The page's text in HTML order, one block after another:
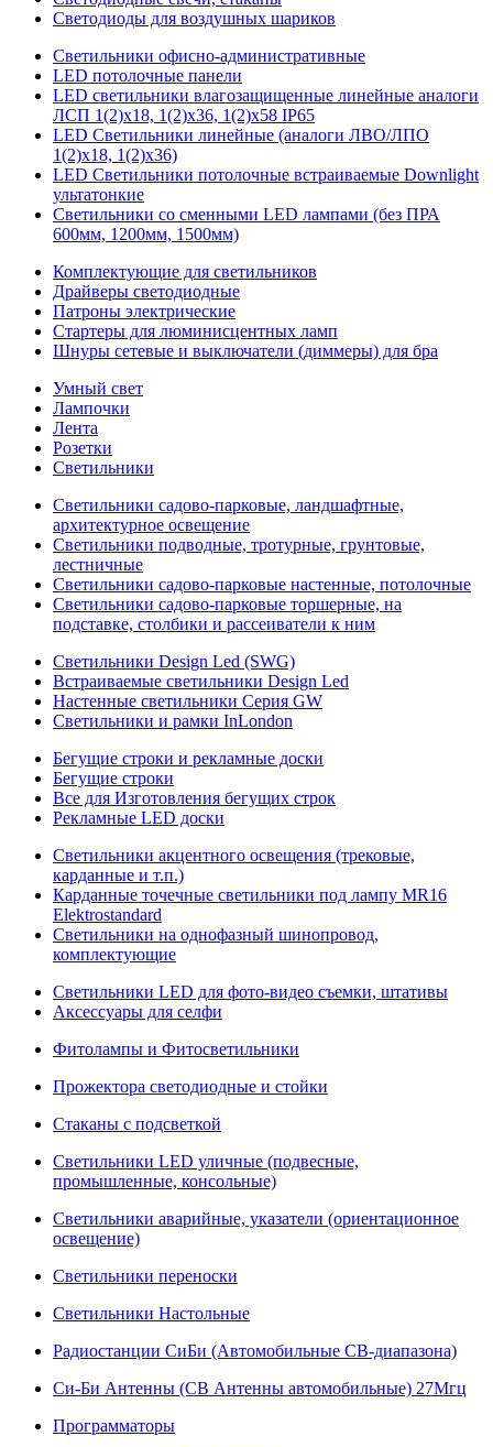
Светодиоды для воздушных шариков
Светильники офисно-административные
LED потолочные панели
LED светильники влагозащищенные линейные аналоги
ЛСП 1(2)х18, 1(2)х36, 1(2)х58 IP65
LED Светильники линейные (аналоги ЛВО/ЛПО
1(2)х18, 1(2)х36)
LED Светильники потолочные встраиваемые Downlight
ультатонкие
Светильники со сменными LED лампами (без ПРА
600мм, 1200мм, 1500мм)
Комплектующие для светильников
Драйверы светодиодные
Патроны электрические
Стартеры для люминисцентных ламп
Шнуры сетевые и выключатели (диммеры) для бра
Умный свет
Лампочки
Лента
Розетки
Светильники
Светильники садово-парковые, ландшафтные,
архитектурное освещение
Светильники подводные, тротурные, грунтовые,
лестничные
Светильники садово-парковые настенные, потолочные
Светильники садово-парковые торшерные, на
подставке, столбики и рассеиватели к ним
Светильники Design Led (SWG)
Встраиваемые светильники Design Led
Настенные светильники Серия GW
Светильники и рамки InLondon
Бегущие строки и рекламные доски
Бегущие строки
Все для Изготовления бегущих строк
Рекламные LED доски
Светильники акцентного освещения (трековые,
карданные и т.п.)
Карданные точечные светильники под лампу MR16
Elektrostandard
Светильники на однофазный шинопровод,
комплектующие
Светильники LED для фото-видео съемки, штативы
Аксессуары для селфи
Фитолампы и Фитосветильники
Прожектора светодиодные и стойки
Стаканы с подсветкой
Светильники LED уличные (подвесные,
промышленные, консольные)
Светильники аварийные, указатели (ориентационное
освещение)
Светильники переноски
Светильники Настольные
Радиостанции СиБи (Автомобильные СВ-диапазона)
Си-Би Антенны (СВ Антенны автомобильные) 27Мгц
Программаторы